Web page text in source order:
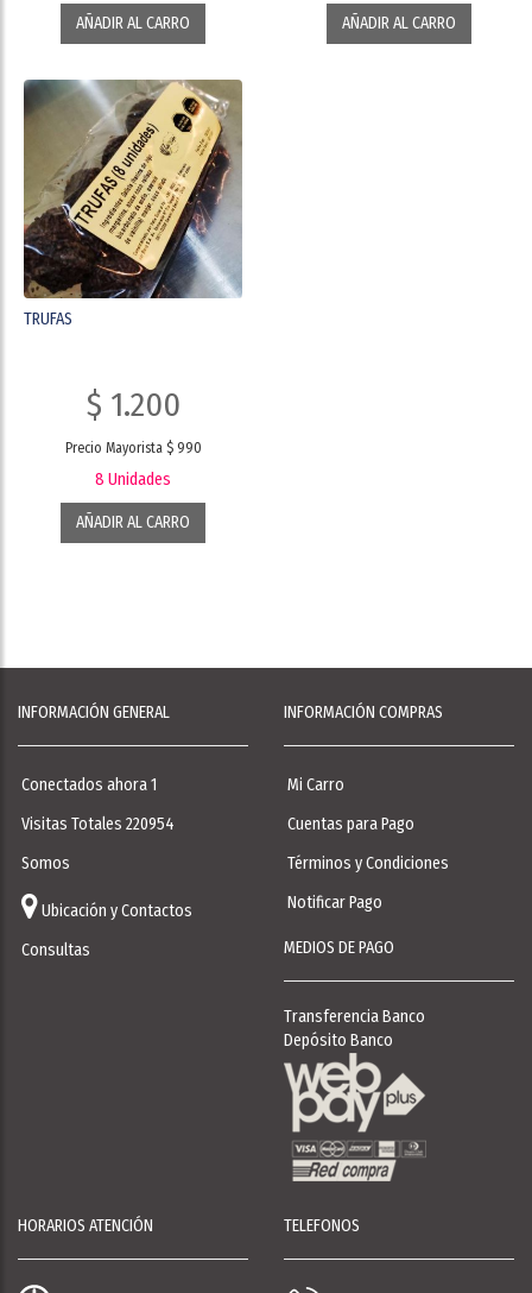
AÑADIR AL CARRO AÑADIR AL CARRO
TRUFAS
$ 1.200
Precio Mayorista $ 990
8 Unidades
AÑADIR AL CARRO
INFORMACIÓN GENERAL
Conectados ahora 1
Visitas Totales 220954
Somos
Ubicación y Contactos
Consultas
INFORMACIÓN COMPRAS
Mi Carro
Cuentas para Pago
Términos y Condiciones
Notificar Pago
MEDIOS DE PAGO
Transferencia Banco
Depósito Banco
HORARIOS ATENCIÓN TELEFONOS